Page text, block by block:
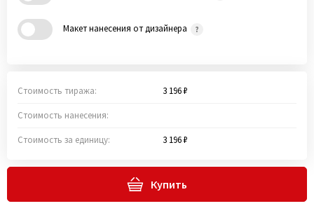
Макет нанесения от дизайнера
Стоимость тиража: 3 196 ₽
Стоимость нанесения:
Стоимость за единицу: 3 196 ₽
Купить